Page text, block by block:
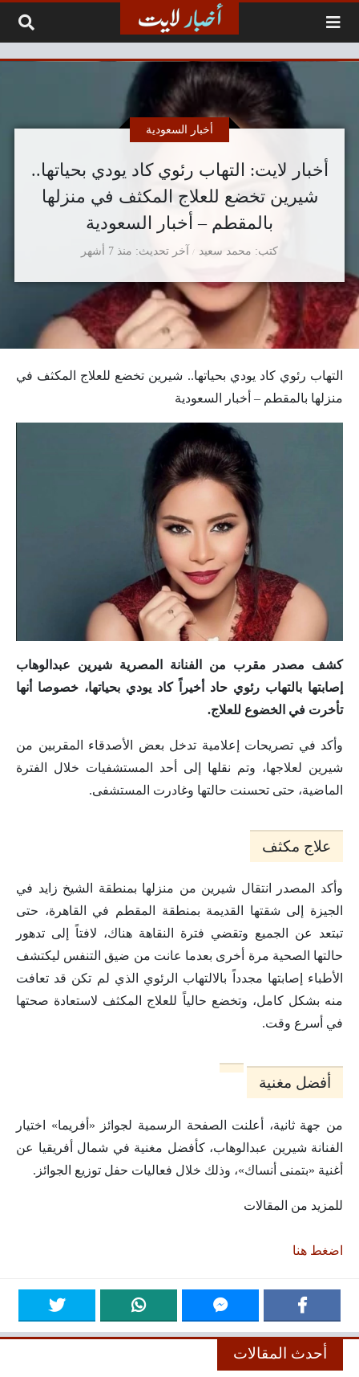
أخبار لايت: التهاب رئوي كاد يودي بحياتها..
شيرين تخضع للعلاج المكثف في منزلها
بالمقطم – أخبار السعودية
كتب محمد سعيد
أخبار السعودية
آخر تحديث منذ 7 أشهر
التهاب رئوي كاد يودي بحياتها.. شيرين تخضع للعلاج المكثف في
منزلها بالمقطم – أخبار السعودية
كشف مصدر مقرب من الفنانة المصرية شيرين عبدالوهاب
إصابتها بالتهاب رئوي حاد أخيراً كاد يودي بحياتها، خصوصا أنها
تأخرت في الخضوع للعلاج.
وأكد في تصريحات إعلامية تدخل بعض الأصدقاء المقربين من
شيرين لعلاجها، وتم نقلها إلى أحد المستشفيات خلال الفترة
الماضية، حتى تحسنت حالتها وغادرت المستشفى.
علاج مكثف
وأكد المصدر انتقال شيرين من منزلها بمنطقة الشيخ زايد في
الجيزة إلى شقتها القديمة بمنطقة المقطم في القاهرة، حتى
تبتعد عن الجميع وتقضي فترة النقاهة هناك، لافتاً إلى تدهور
حالتها الصحية مرة أخرى بعدما عانت من ضيق التنفس ليكتشف
الأطباء إصابتها مجدداً بالالتهاب الرئوي الذي لم تكن قد تعافت
منه بشكل كامل، وتخضع حالياً للعلاج المكثف لاستعادة صحتها
في أسرع وقت.
أفضل مغنية
من جهة ثانية، أعلنت الصفحة الرسمية لجوائز «أفريما» اختيار
الفنانة شيرين عبدالوهاب، كأفضل مغنية في شمال أفريقيا عن
أغنية «بتمنى أنساك»، وذلك خلال فعاليات حفل توزيع الجوائز.
للمزيد من المقالات
اضغط هنا
أحدث المقالات